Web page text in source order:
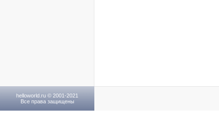
helloworld.ru © 2001-2021
Все права защищены